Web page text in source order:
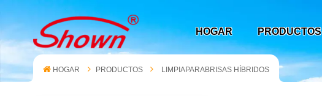
HOGAR PRODUCTOS
HOGAR PRODUCTOS LIMPIAPARABRISAS HÍBRIDOS